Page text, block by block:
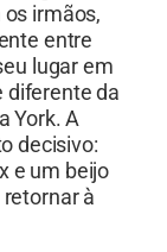
irmãos,
entre
lugar em
diferente da
York. A
decisivo:
e um beijo
à